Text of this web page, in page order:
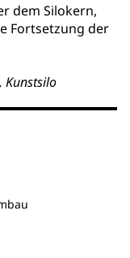
dem Silokern,
Fortsetzung der
, Kunstsilo